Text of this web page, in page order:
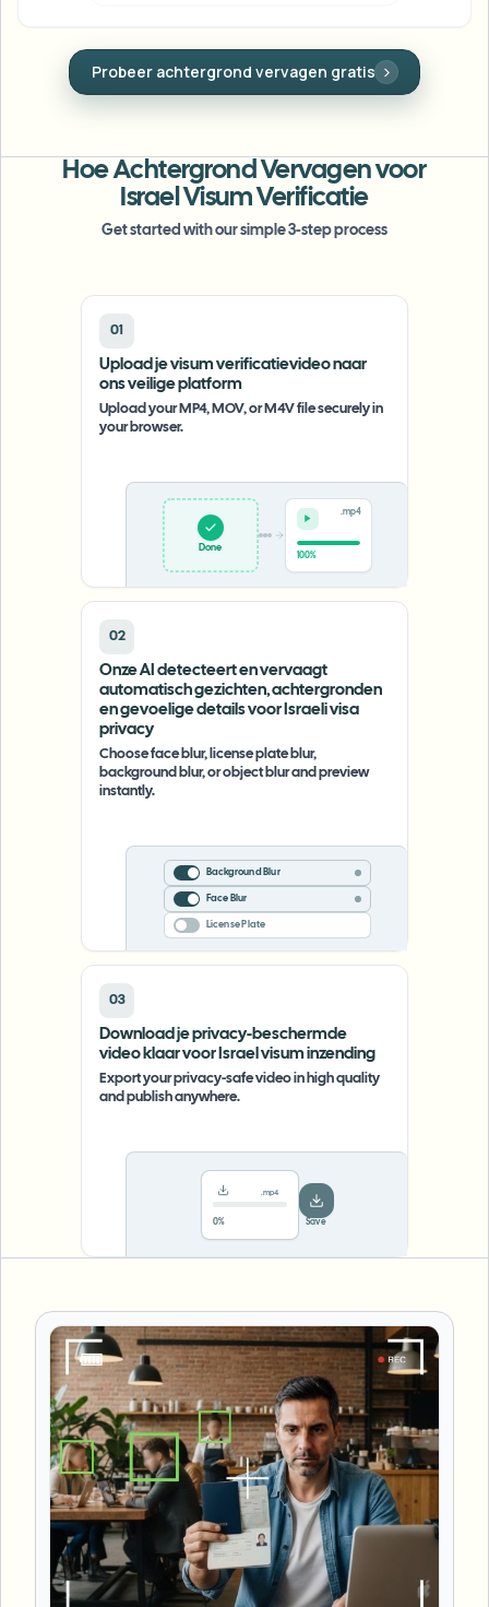
Batch video vervagen
Verwerk veel video’s in één keer
Hoge doorvoer pipelines
Alles vervagen
API & SDK
Uploads, taken en webhooks automatiseren
Contactformulier
Video-intelligentie
Achtergrondverwijdering in bulk
Gezicht vervagen
Bescherm identiteiten met een zuiver
gezichtsmasker in één klik.
Probeer achtergrond vervagen gratis
Hoe Achtergrond Vervagen voor
Israel Visum Verificatie
Get started with our simple 3-step process
01
Upload je visum verificatievideo naar
ons veilige platform
Upload your MP4, MOV, or M4V file securely in
your browser.
Done
100%
.mp4
02
Onze AI detecteert en vervaagt
automatisch gezichten, achtergronden
en gevoelige details voor Israeli visa
privacy
Choose face blur, license plate blur,
background blur, or object blur and preview
instantly.
Background Blur
Face Blur
License Plate
03
Download je privacy-beschermde
video klaar voor Israel visum inzending
Export your privacy-safe video in high quality
and publish anywhere.
.mp4
78% ···